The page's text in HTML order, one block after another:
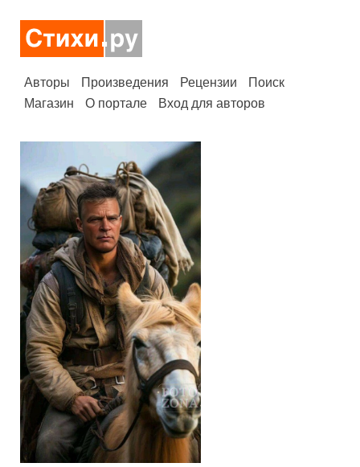
Авторы Произведения Рецензии
Поиск
Магазин
О портале Вход для авторов